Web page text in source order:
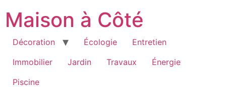
contenu
Maison à Côté
Décoration Écologie
Entretien
Immobilier
Jardin Travaux
Énergie
Piscine